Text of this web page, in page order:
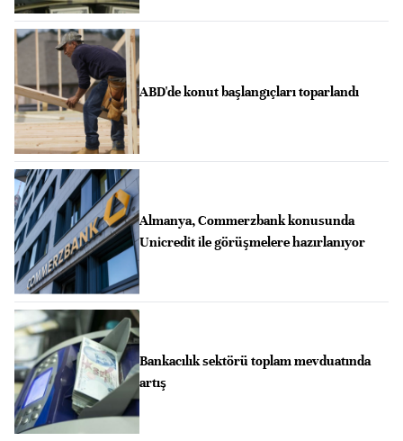
ABD'de konut başlangıçları toparlandı
Almanya, Commerzbank konusunda
Unicredit ile görüşmelere hazırlanıyor
Bankacılık sektörü toplam mevduatında
artış